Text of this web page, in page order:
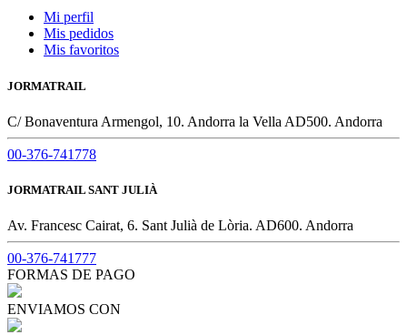
Mi perfil
Mis pedidos
Mis favoritos
JORMATRAIL
C/ Bonaventura Armengol, 10. Andorra la Vella AD500. Andorra
00-376-741778
JORMATRAIL SANT JULIÀ
Av. Francesc Cairat, 6. Sant Julià de Lòria. AD600. Andorra
00-376-741777
FORMAS DE PAGO
ENVIAMOS CON